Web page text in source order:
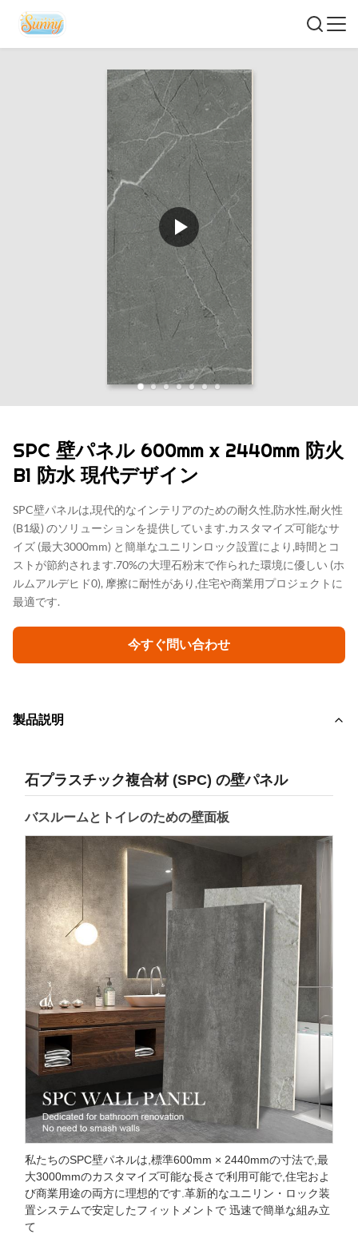
SPC 壁パネル 600mm x 2440mm 防火
B1 防水 現代デザイン
SPC壁パネルは,現代的なインテリアのための耐久性,防水性,耐火性
(B1級) のソリューションを提供しています.カスタマイズ可能なサ
イズ (最大3000mm) と簡単なユニリンロック設置により,時間とコ
ストが節約されます.70%の大理石粉末で作られた環境に優しい (ホ
ルムアルデヒド0), 摩擦に耐性があり,住宅や商業用プロジェクトに
最適です.
今すぐ問い合わせ
製品説明
石プラスチック複合材 (SPC) の壁パネル
バスルームとトイレのための壁面板
私たちのSPC壁パネルは,標準600mm × 2440mmの寸法で,最
大3000mmのカスタマイズ可能な長さで利用可能で,住宅およ
び商業用途の両方に理想的です.革新的なユニリン・ロック装
置システムで安定したフィットメントで 迅速で簡単な組み立
て